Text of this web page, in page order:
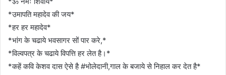
*उमापति महादेव की जय*
*हर हर महादेव*
*भांग के चढाये भवसागर सों पार करे,*
*विल्वपत्र के चढाये विपत्ति हर लेत है।*
*कहें कवि केशव दास ऐसे है #भोलेदानी,गाल के बजाये से निहाल कर देत है*